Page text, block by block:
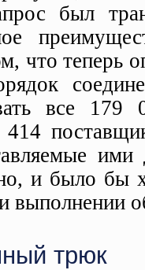
был
что теперь
все 179
414
и было бы
выполнении
трюк